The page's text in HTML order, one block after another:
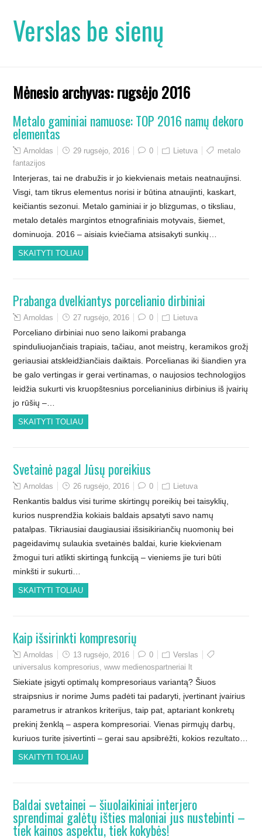
Verslas be sienų
Mėnesio archyvas:rugsėjo 2016
Metalo gaminiai namuose: TOP 2016 namų dekoro
elementas
Arnoldas 29 rugsėjo, 2016 0 Lietuva
metalo
fantazijos
Interjeras, tai ne drabužis ir jo kiekvienais metais neatnaujinsi.
Visgi, tam tikrus elementus norisi ir būtina atnaujinti, kaskart,
keičiantis sezonui. Metalo gaminiai ir jo blizgumas, o tiksliau,
metalo detalės margintos etnografiniais motyvais, šiemet,
dominuoja. 2016 – aisiais kviečiama atsisakyti sunkių…
SKAITYTI TOLIAU
Prabanga dvelkiantys porcelianio dirbiniai
Arnoldas 27 rugsėjo, 2016 0 Lietuva
Porceliano dirbiniai nuo seno laikomi prabanga
spinduliuojančiais trapiais, tačiau, anot meistrų, keramikos grožį
geriausiai atskleidžiančiais daiktais. Porcelianas iki šiandien yra
be galo vertingas ir gerai vertinamas, o naujosios technologijos
leidžia sukurti vis kruopštesnius porcelianinius dirbinius iš įvairių
jo rūšių –…
SKAITYTI TOLIAU
Svetainė pagal Jūsų poreikius
Arnoldas 26 rugsėjo, 2016 0 Lietuva
Renkantis baldus visi turime skirtingų poreikių bei taisyklių,
kurios nusprendžia kokiais baldais apsatyti savo namų
patalpas. Tikriausiai daugiausiai išsisikiriančių nuomonių bei
pageidavimų sulaukia svetainės baldai, kurie kiekvienam
žmogui turi atlikti skirtingą funkciją – vieniems jie turi būti
minkšti ir sukurti…
SKAITYTI TOLIAU
Kaip išsirinkti kompresorių
Arnoldas 13 rugsėjo, 2016 0
Verslas
universalus kompresorius,www medienospartneriai lt
Siekiate įsigyti optimalų kompresoriaus variantą? Šiuos
straipsnius ir norime Jums padėti tai padaryti, įvertinant įvairius
parametrus ir atrankos kriterijus, taip pat, aptariant konkretų
prekinį ženklą – aspera kompresoriai. Vienas pirmųjų darbų,
kuriuos turite įsivertinti – gerai sau apsibrėžti, kokios rezultato…
SKAITYTI TOLIAU
Baldai svetainei – šiuolaikiniai interjero
sprendimai galėtų išties maloniai jus nustebinti –
tiek kainos aspektu, tiek kokybės!